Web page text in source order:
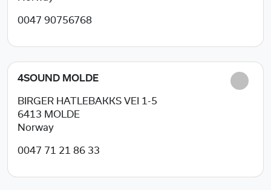
0047 90756768
4SOUND MOLDE
BIRGER HATLEBAKKS VEI 1-5
6413 MOLDE
Norway
0047 71 21 86 33